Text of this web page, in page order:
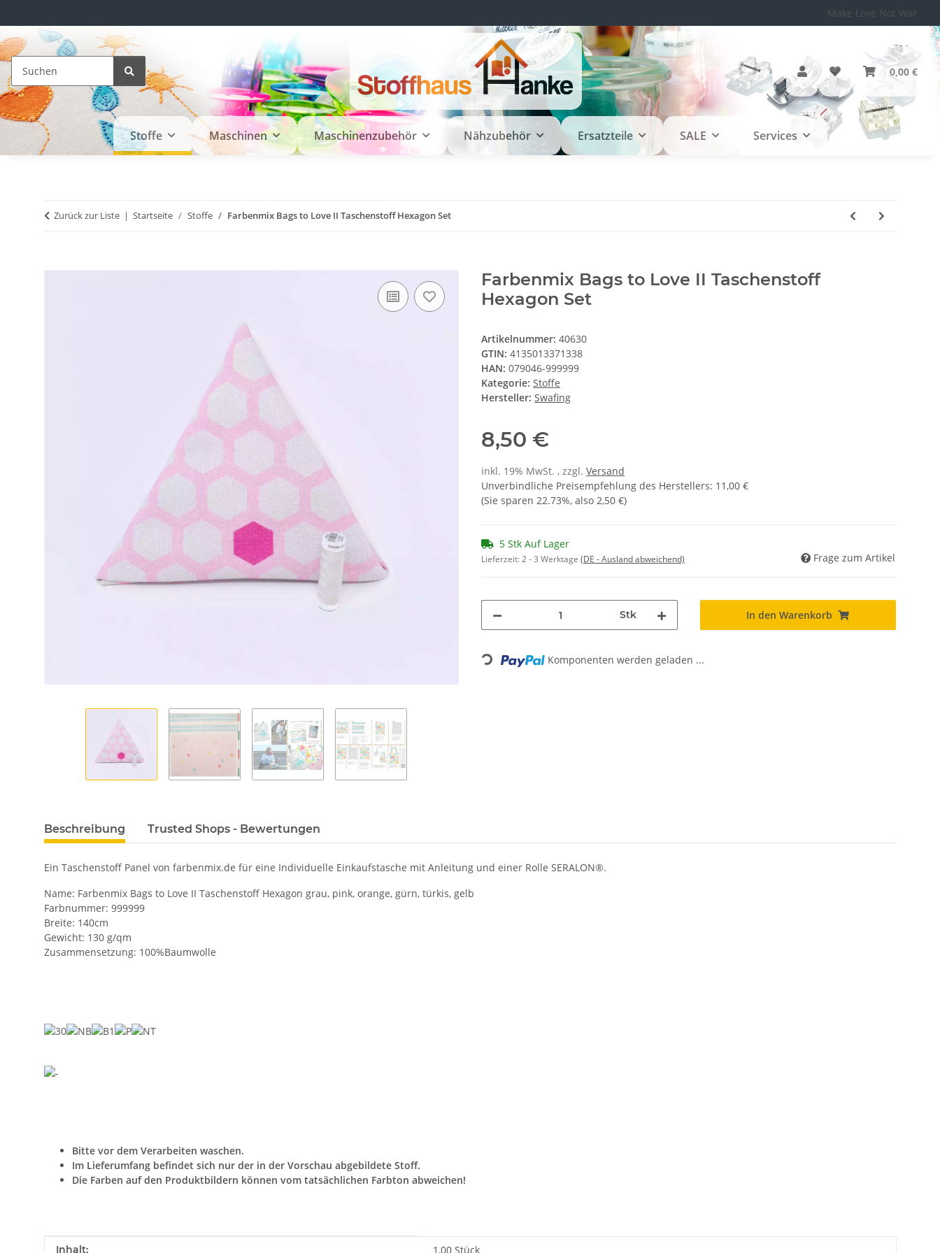
Make Love Not War
0,00 €
Stoffe Maschinen Maschinenzubehör Nähzubehör Ersatzteile SALE Services
Zurück zur Liste Startseite Stoffe Farbenmix Bags to Love II Taschenstoff Hexagon Set
Farbenmix Bags to Love II Taschenstoff
Hexagon Set
Artikelnummer: 40630
GTIN: 4135013371338
HAN: 079046-999999
Kategorie: Stoffe
Hersteller: Swafing
8,50 €
inkl. 19% MwSt. , zzgl. Versand
Unverbindliche Preisempfehlung des Herstellers: 11,00 €
(Sie sparen 22.73%, also 2,50 €)
5 Stk Auf Lager
Lieferzeit:2 - 3 Werktage (DE - Ausland abweichend) Frage zum Artikel
Stk In den Warenkorb
Loading... Komponenten werden geladen ...
Beschreibung Trusted Shops - Bewertungen
Ein Taschenstoff Panel von farbenmix.de für eine Individuelle Einkaufstasche mit Anleitung und einer Rolle SERALON®.
Name: Farbenmix Bags to Love II Taschenstoff Hexagon grau, pink, orange, gürn, türkis, gelb
Farbnummer: 999999
Breite: 140cm
Gewicht: 130 g/qm
Zusammensetzung: 100%Baumwolle
Bitte vor dem Verarbeiten waschen.
Im Lieferumfang befindet sich nur der in der Vorschau abgebildete Stoff.
Die Farben auf den Produktbildern können vom tatsächlichen Farbton abweichen!
Produkteigenschaft
Wert
Inhalt: 1,00 Stück